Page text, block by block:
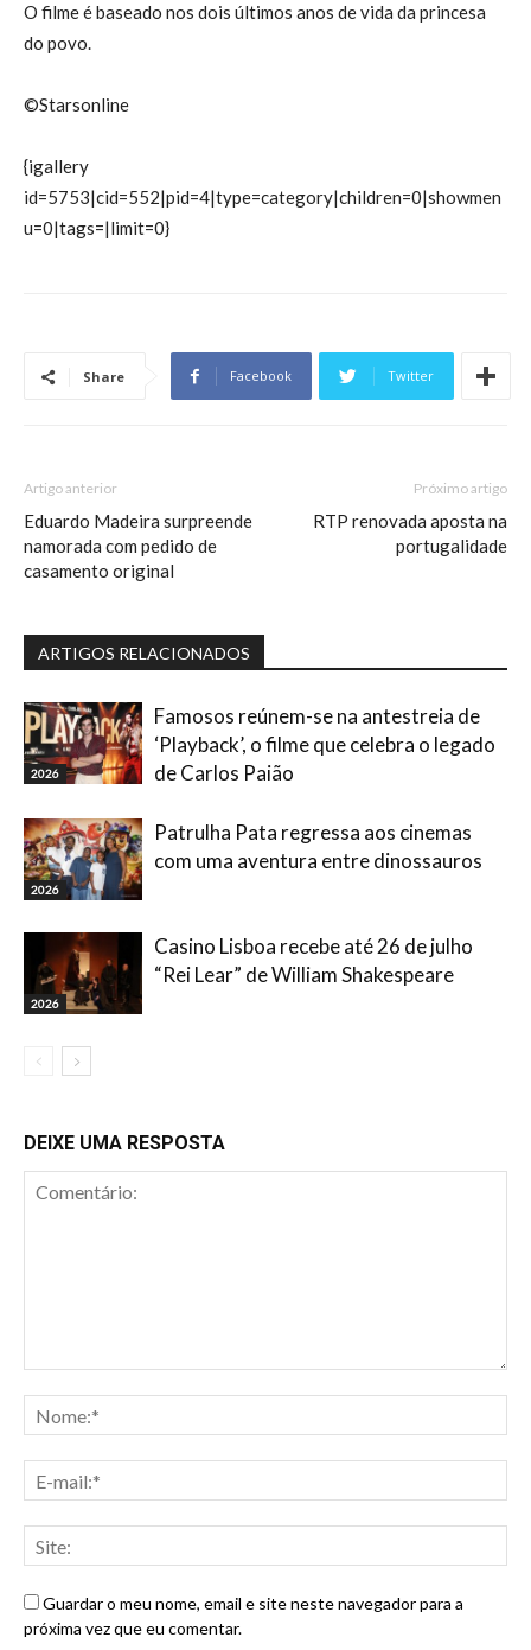
O filme é baseado nos dois últimos anos de vida da princesa
do povo.
©Starsonline
{igallery
id=5753|cid=552|pid=4|type=category|children=0|showmen
u=0|tags=|limit=0}
Share Facebook Twitter
Artigo anterior
Eduardo Madeira surpreende
namorada com pedido de
casamento original
Próximo artigo
RTP renovada aposta na
portugalidade
ARTIGOS RELACIONADOS
2026
Famosos reúnem-se na antestreia de
‘Playback’, o filme que celebra o legado
de Carlos Paião
2026
Patrulha Pata regressa aos cinemas
com uma aventura entre dinossauros
2026
Casino Lisboa recebe até 26 de julho
“Rei Lear” de William Shakespeare
DEIXE UMA RESPOSTA
Guardar o meu nome, email e site neste navegador para a
próxima vez que eu comentar.